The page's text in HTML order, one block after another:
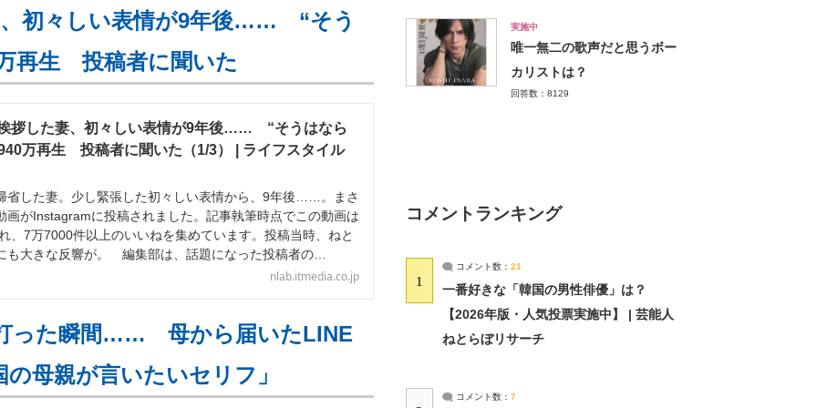
、初々しい表情が9年後…… “そう
再生 投稿者に聞いた
拶した妻、初々しい表情が9年後…… “そうはなら
万再生 投稿者に聞いた（1/3） | ライフスタイル
した妻。少し緊張した初々しい表情から、9年後……。まさ
画がInstagramに投稿されました。記事執筆時点でこの動画は
、7万7000件以上のいいねを集めています。投稿当時、ねと
も大きな反響が。 編集部は、話題になった投稿者の…
nlab.itmedia.co.jp
った瞬間…… 母から届いたLINE
母親が言いたいセリフ」
実施中
唯一無二の歌声だと思うボー
カリストは？
回答数：8129
コメントランキング
1
コメント数： 21
一番好きな「韓国の男性俳優」は？
【2026年版・人気投票実施中】 | 芸能人
ねとらぼリサーチ
コメント数： 7